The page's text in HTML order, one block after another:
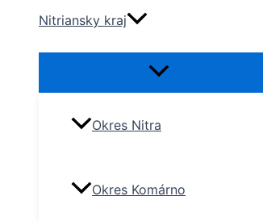
Nitriansky kraj
Okres Nitra
Okres Komárno